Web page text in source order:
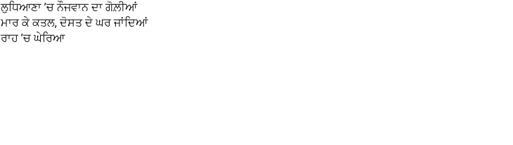
ਲੁਧਿਆਣਾ ’ਚ ਨੌਜਵਾਨ ਦਾ ਗੋਲ਼ੀਆਂ
ਮਾਰ ਕੇ ਕਤਲ, ਦੋਸਤ ਦੇ ਘਰ ਜਾਂਦਿਆਂ
ਰਾਹ ’ਚ ਘੇਰਿਆ